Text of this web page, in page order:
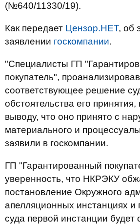
(№640/11330/19).
Как передает Цензор.НЕТ, об
заявлении госкомпании.
"Специалисты ГП
покупатель", проанализировав
соответствующее решение
обстоятельства его
выводу, что оно принято с
материального и
заявили в госкомпании.
ГП "Гарантированный
уверенность, что НКРЭКУ
постановление Окружного
апелляционных инстанциях и
суда первой инстанции будет